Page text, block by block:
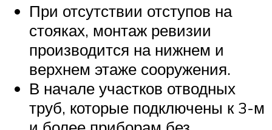
При отсутствии отступов на
стояках, монтаж ревизии
производится на нижнем и
верхнем этаже сооружения.
В начале участков отводных
труб, которые подключены к 3-м